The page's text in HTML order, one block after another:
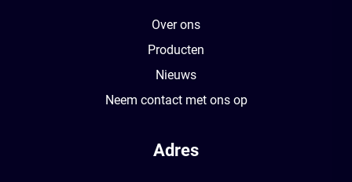
Over ons
Producten
Nieuws
Neem contact met ons op
Adres